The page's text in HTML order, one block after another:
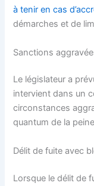
à tenir en cas
démarches et de
Sanctions
Le législateur a
intervient dans un
circonstances
quantum de la
Délit de fuite avec
Lorsque le délit de